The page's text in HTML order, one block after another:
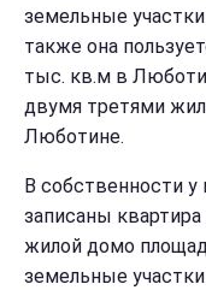
земельные
также она
тыс. кв.м в
двумя третями
Люботине.
В собственности
записаны
жилой домо
земельные